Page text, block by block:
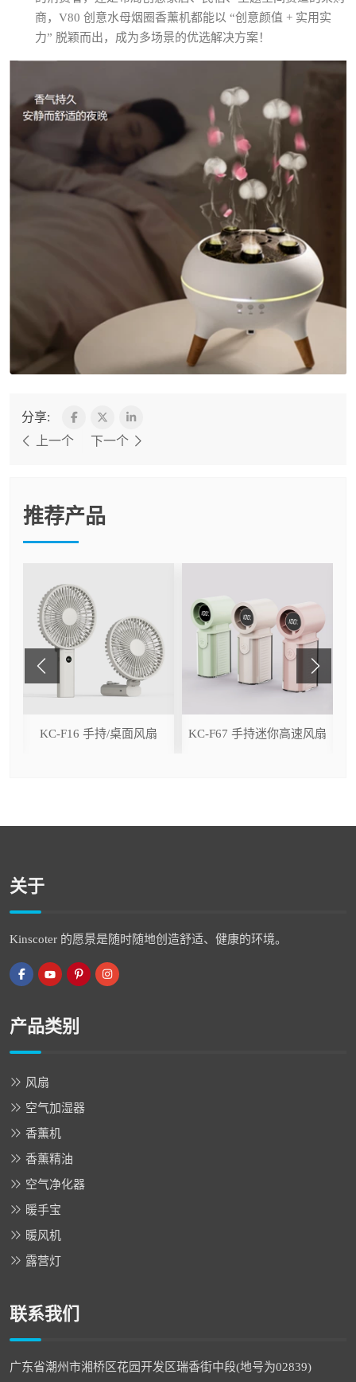
商，V80 创意水母烟圈香薰机都能以 “创意颜值 + 实用实
力” 脱颖而出，成为多场景的优选解决方案！
分享:
上一个
下一个
推荐产品
KC-F16 手持/桌面风扇 KC-F67 手持迷你高速风扇
关于
Kinscoter 的愿景是随时随地创造舒适、健康的环境。
产品类别
风扇
空气加湿器
香薰机
香薰精油
空气净化器
暖手宝
暖风机
露营灯
联系我们
广东省潮州市湘桥区花园开发区瑞香街中段(地号为02839)